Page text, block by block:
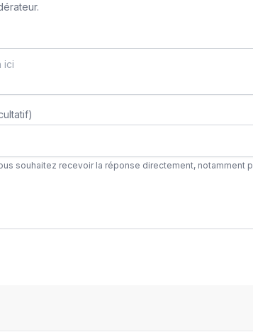
souhaitez recevoir la réponse directement,